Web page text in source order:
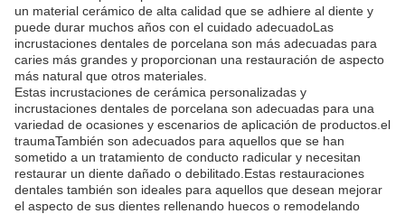
un material cerámico de alta calidad que se adhiere al diente y
puede durar muchos años con el cuidado adecuadoLas
incrustaciones dentales de porcelana son más adecuadas para
caries más grandes y proporcionan una restauración de aspecto
más natural que otros materiales.
Estas incrustaciones de cerámica personalizadas y
incrustaciones dentales de porcelana son adecuadas para una
variedad de ocasiones y escenarios de aplicación de productos.el
traumaTambién son adecuados para aquellos que se han
sometido a un tratamiento de conducto radicular y necesitan
restaurar un diente dañado o debilitado.Estas restauraciones
dentales también son ideales para aquellos que desean mejorar
el aspecto de sus dientes rellenando huecos o remodelando